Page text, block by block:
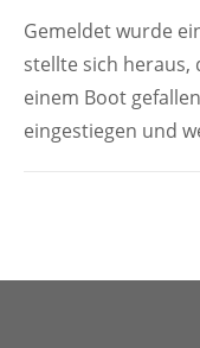
Gemeldet wurde
stellte sich heraus,
einem Boot
eingestiegen und